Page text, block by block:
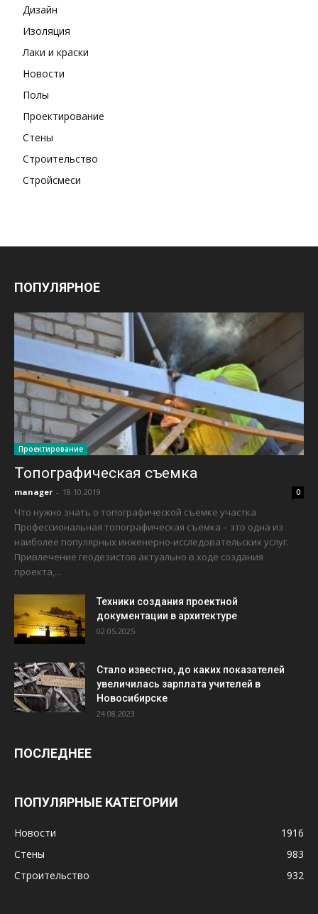
Дизайн
Изоляция
Лаки и краски
Новости
Полы
Проектирование
Стены
Строительство
Стройсмеси
ПОПУЛЯРНОЕ
Проектирование
Топографическая съемка
manager - 18.10.2019 0
Что нужно знать о топографической съемке участка
Профессиональная топографическая съемка – это одна из
наиболее популярных инженерно-исследовательских услуг.
Привлечение геодезистов актуально в ходе создания
проекта,...
Техники создания проектной
документации в архитектуре
02.05.2025
Стало известно, до каких показателей
увеличилась зарплата учителей в
Новосибирске
24.08.2023
ПОСЛЕДНЕЕ
ПОПУЛЯРНЫЕ КАТЕГОРИИ
Новости
1916
Стены
983
Строительство
932